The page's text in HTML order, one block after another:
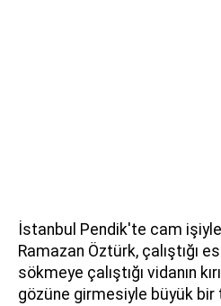
İstanbul Pendik'te cam
Ramazan Öztürk, çalıştığı
sökmeye çalıştığı vidanın
gözüne girmesiyle büyük bir